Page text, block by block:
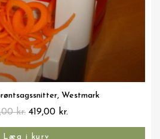
Vis her Westmark
kr. 419,00 kr.
Læg i kurv